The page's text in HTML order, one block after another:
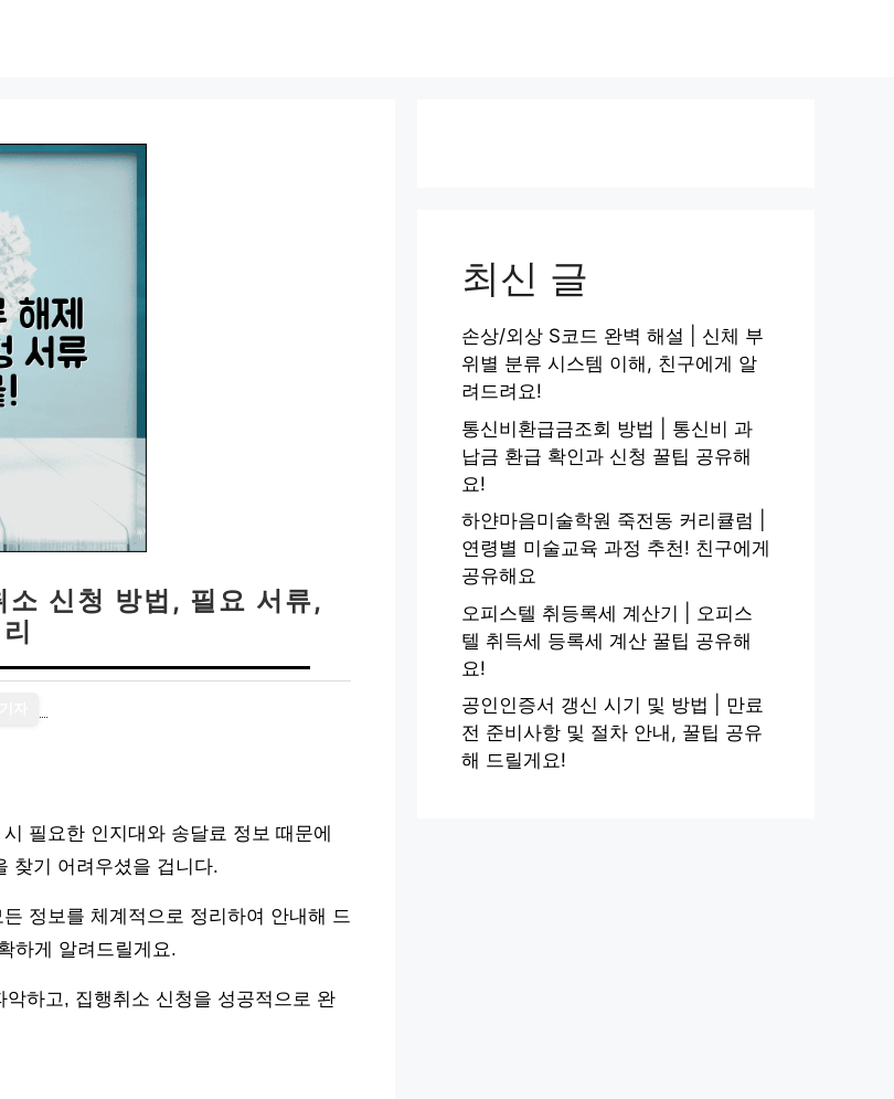
신청 방법, 필요 서류,
필요한 인지대와 송달료 정보 때문에
찾기 어려우셨을 겁니다.
정보를 체계적으로 정리하여 안내해 드
하게 알려드릴게요.
하고, 집행취소 신청을 성공적으로 완
최신 글
손상/외상 S코드 완벽 해설 | 신체 부
위별 분류 시스템 이해, 친구에게 알
려드려요!
통신비환급금조회 방법 | 통신비 과
납금 환급 확인과 신청 꿀팁 공유해
요!
하얀마음미술학원 죽전동 커리큘럼 |
연령별 미술교육 과정 추천! 친구에게
공유해요
오피스텔 취등록세 계산기 | 오피스
텔 취득세 등록세 계산 꿀팁 공유해
요!
공인인증서 갱신 시기 및 방법 | 만료
전 준비사항 및 절차 안내, 꿀팁 공유
해 드릴게요!